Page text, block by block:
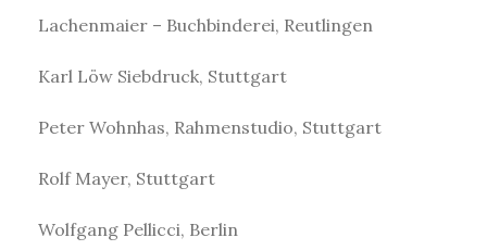
Lachenmaier – Buchbinderei, Reutlingen
Karl Löw Siebdruck, Stuttgart
Peter Wohnhas, Rahmenstudio, Stuttgart
Rolf Mayer, Stuttgart
Wolfgang Pellicci, Berlin